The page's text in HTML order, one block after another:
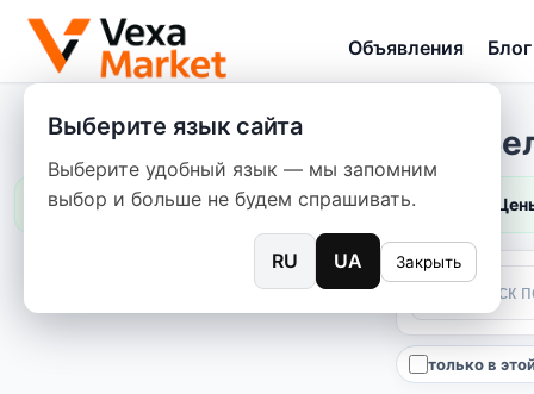
Объявления Блог
Выберите язык сайта
Выберите удобный язык — мы запомним
выбор и больше не будем спрашивать.
RU UA Закрыть
только в